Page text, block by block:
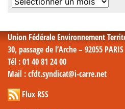
Union Fédérale Environnement
30, passage de l’Arche – 92055 PARIS
Tél : 01 40 81 24 00
Mail : cfdt.syndicat@i-carre.net
Flux RSS